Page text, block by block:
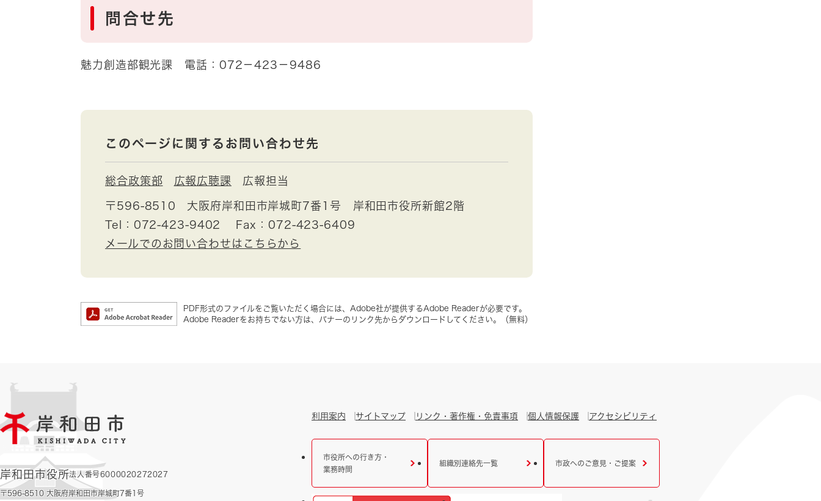
問合せ先
魅力創造部観光課 電話：072－423－9486
このページに関するお問い合わせ先
総合政策部 広報広聴課 広報担当
〒596-8510
大阪府岸和田市岸城町7番1号 岸和田市役所新館2階
Tel：072-423-9402
Fax：072-423-6409
メールでのお問い合わせはこちらから
PDF形式のファイルをご覧いただく場合には、Adobe社が提供するAdobe Readerが必要です。
Adobe Readerをお持ちでない方は、バナーのリンク先からダウンロードしてください。（無料）
岸和田市役所法人番号6000020272027
〒596-8510 大阪府岸和田市岸城町7番1号
利用案内 サイトマップ リンク・著作権・免責事項 個人情報保護 アクセシビリティ
市役所への行き方・
業務時間
組織別連絡先一覧 市政へのご意見・ご提案